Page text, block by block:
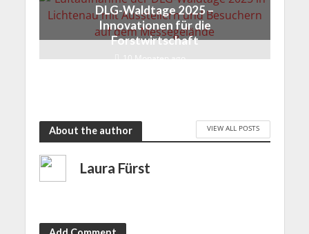
DLG-Waldtage 2025 –
Innovationen für die
Forstwirtschaft
10 Monaten ago
About the author VIEW ALL POSTS
Laura Fürst